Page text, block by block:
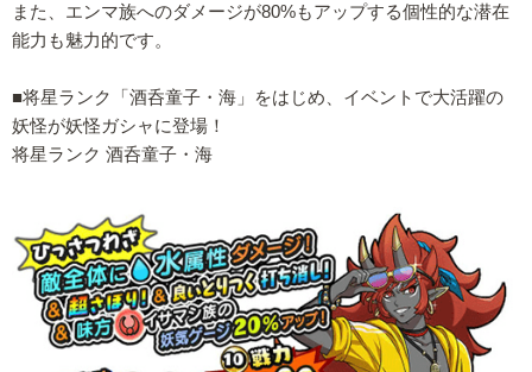
また、エンマ族へのダメージが80%もアップする個性的な潜在
能力も魅力的です。
■将星ランク「酒呑童子・海」をはじめ、イベントで大活躍の
妖怪が妖怪ガシャに登場！
将星ランク 酒呑童子・海